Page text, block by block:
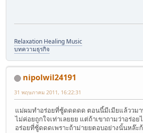
Relaxation Healing Music
บทความธุรกิจ
nipolwil24191
31 พฤษภาคม 2011, 16:22:31
แม่ผมทำอร่อยที่ซู้ดดดดด ตอนนี้มีเมียแล้ววม
ไม่ค่อยถูกใจเท่าเลยยย แต่ถ้าเขาถามว่าอร่อ
อร่อยที่ซู้ดดดเพราะถ้าม่ายยตอบอย่างนั้นหล๊ะ